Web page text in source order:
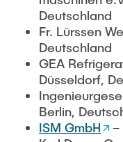
Deutschland
Fr. Lürssen
Deutschland
GEA
Düsseldorf,
Berlin,
ISM GmbH
–